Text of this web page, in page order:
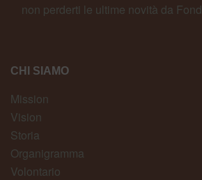
CHI SIAMO
Mission
Vision
Storia
Organigramma
Volontario
non perderti le ultime novità da